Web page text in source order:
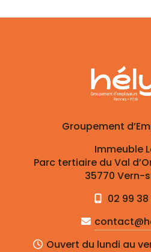
Groupement
Immeuble
Parc tertiaire du Val
35770 Vern-
02 99 38
Ouvert du lundi au